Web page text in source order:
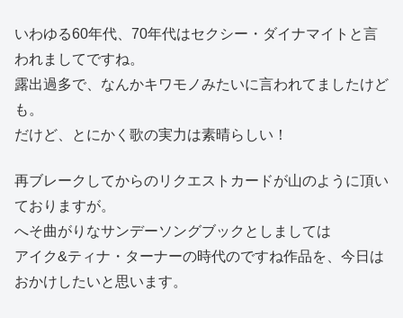
いわゆる60年代、70年代はセクシー・ダイナマイトと言
われましてですね。
露出過多で、なんかキワモノみたいに言われてましたけど
も。
だけど、とにかく歌の実力は素晴らしい！
再ブレークしてからのリクエストカードが山のように頂い
ておりますが。
へそ曲がりなサンデーソングブックとしましては
アイク&ティナ・ターナーの時代のですね作品を、今日は
おかけしたいと思います。